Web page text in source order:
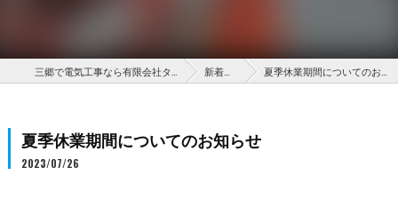
新着情報 夏季休業期間についてのお知らせ
夏季休業期間についてのお知らせ
2023/07/26